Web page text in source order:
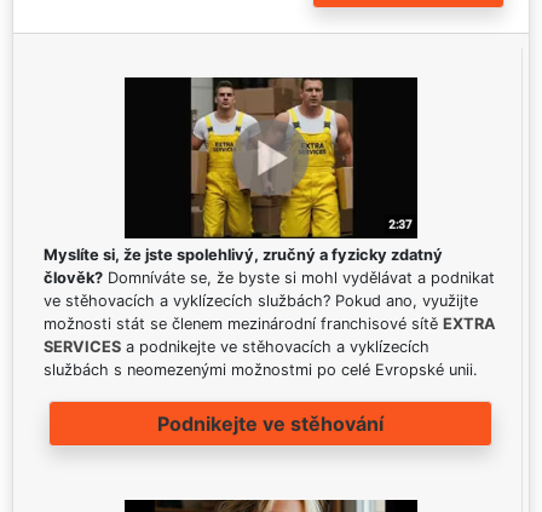
Myslíte si, že jste spolehlivý, zručný a fyzicky zdatný
člověk? Domníváte se, že byste si mohl vydělávat a podnikat
ve stěhovacích a vyklízecích službách? Pokud ano, využijte
možnosti stát se členem mezinárodní franchisové sítě EXTRA
SERVICES a podnikejte ve stěhovacích a vyklízecích
službách s neomezenými možnostmi po celé Evropské unii.
Podnikejte ve stěhování